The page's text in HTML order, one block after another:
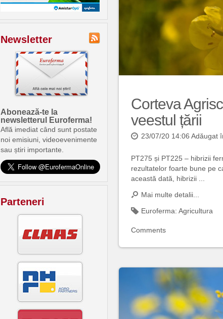
Newsletter
Abonează-te la
newsletterul Euroferma!
Află imediat când sunt postate
noi emisiuni, videoevenimente
sau știri importante.
Parteneri
Corteva
veestul țării
23/07/20 14:06 Adăugat
PT275 și PT225 – hibrizii
rezultatelor foarte bune pe
această dată, hibrizii ...
Mai multe detalii...
Euroferma: Agricultura
Comments